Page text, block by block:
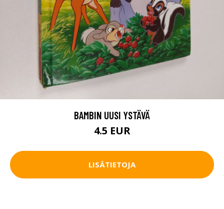
BAMBIN UUSI YSTÄVÄ
4.5 EUR
LISÄTIETOJA